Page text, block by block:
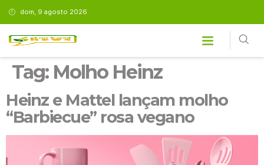
dom, 9 agosto 2026
Tag: Molho Heinz
Heinz e Mattel lançam molho
“Barbiecue” rosa vegano